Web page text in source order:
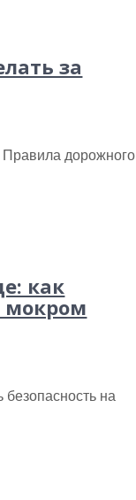
за
Правила дорожного
как
мокром
на